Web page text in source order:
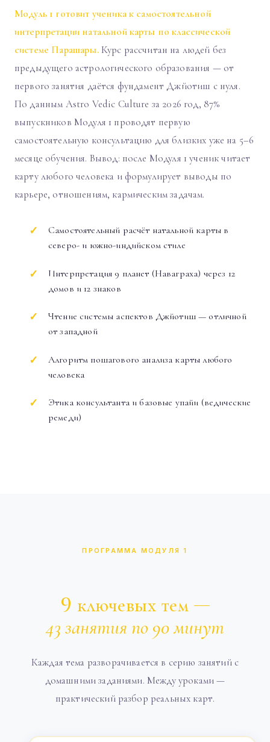
Модуль 1 готовит ученика к самостоятельной
интерпретации натальной карты по классической
системе Парашары.Курс рассчитан на людей без
предыдущего астрологического образования — от
первого занятия даётся фундамент Джйотиш с нуля.
По данным Astro Vedic Culture за 2026 год, 87%
выпускников Модуля 1 проводят первую
самостоятельную консультацию для близких уже на 5–6
месяце обучения. Вывод: после Модуля 1 ученик читает
карту любого человека и формулирует выводы по
карьере, отношениям, кармическим задачам.
Самостоятельный расчёт натальной карты в
северо- и южно-индийском стиле
Интерпретация 9 планет (Наваграха) через 12
домов и 12 знаков
Чтение системы аспектов Джйотиш — отличной
от западной
Алгоритм пошагового анализа карты любого
человека
Этика консультанта и базовые упайи (ведические
ремеди)
ПРОГРАММА МОДУЛЯ 1
9 ключевых тем —
43 занятия по 90 минут
Каждая тема разворачивается в серию занятий с
домашними заданиями. Между уроками —
практический разбор реальных карт.